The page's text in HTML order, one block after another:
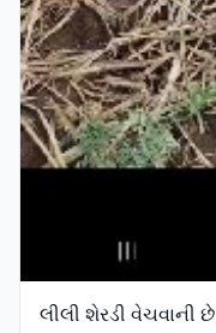
લીલી શેરડી વેચવાની છે